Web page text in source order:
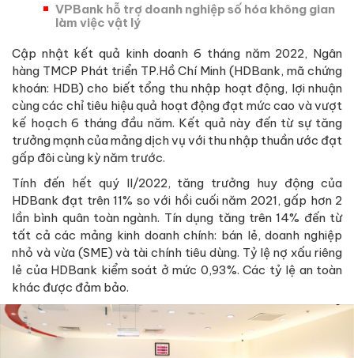
VPBank hỗ trợ doanh nghiệp số hóa không gian
làm việc vật lý
Cập nhật kết quả kinh doanh 6 tháng năm 2022, Ngân
hàng TMCP Phát triển TP.Hồ Chí Minh (HDBank, mã chứng
khoán: HDB) cho biết tổng thu nhập hoạt động, lợi nhuận
cùng các chỉ tiêu hiệu quả hoạt động đạt mức cao và vượt
kế hoạch 6 tháng đầu năm. Kết quả này đến từ sự tăng
trưởng mạnh của mảng dịch vụ với thu nhập thuần ước đạt
gấp đôi cùng kỳ năm trước.
Tính đến hết quý II/2022, tăng trưởng huy động của
HDBank đạt trên 11% so với hồi cuối năm 2021, gấp hơn 2
lần bình quân toàn ngành. Tín dụng tăng trên 14% đến từ
tất cả các mảng kinh doanh chính: bán lẻ, doanh nghiệp
nhỏ và vừa (SME) và tài chính tiêu dùng. Tỷ lệ nợ xấu riêng
lẻ của HDBank kiểm soát ở mức 0,93%. Các tỷ lệ an toàn
khác được đảm bảo.